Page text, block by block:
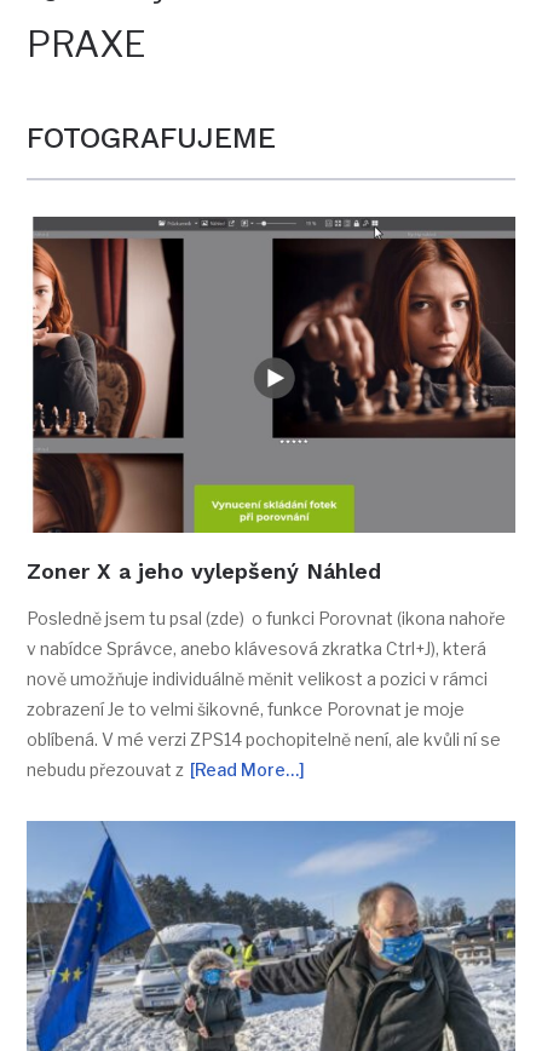
PRAXE
FOTOGRAFUJEME
Zoner X a jeho vylepšený Náhled
Posledně jsem tu psal (zde) o funkci Porovnat (ikona nahoře
v nabídce Správce, anebo klávesová zkratka Ctrl+J), která
nově umožňuje individuálně měnit velikost a pozici v rámci
zobrazení Je to velmi šikovné, funkce Porovnat je moje
oblíbená. V mé verzi ZPS14 pochopitelně není, ale kvůli ní se
nebudu přezouvat z [Read More…]